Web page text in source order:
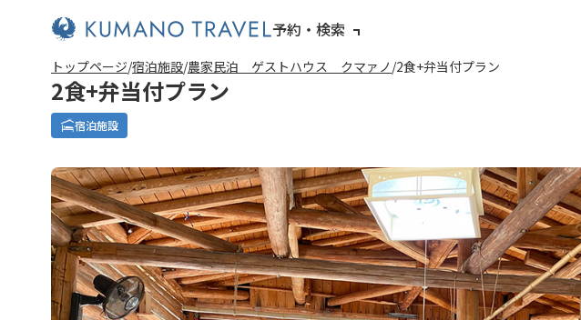
予約・検索
トップページ 宿泊施設 農家民泊 ゲストハウス クマァノ 2食+弁当付プラン
2食+弁当付プラン
宿泊施設